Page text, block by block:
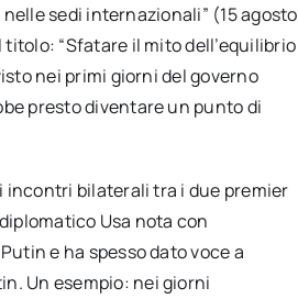
sedi internazionali” (15 agosto
“Sfatare il mito dell’equilibrio
nei primi giorni del governo
presto diventare un punto di
incontri bilaterali tra i due premier
Usa nota con
e ha spesso dato voce a
Un esempio: nei giorni